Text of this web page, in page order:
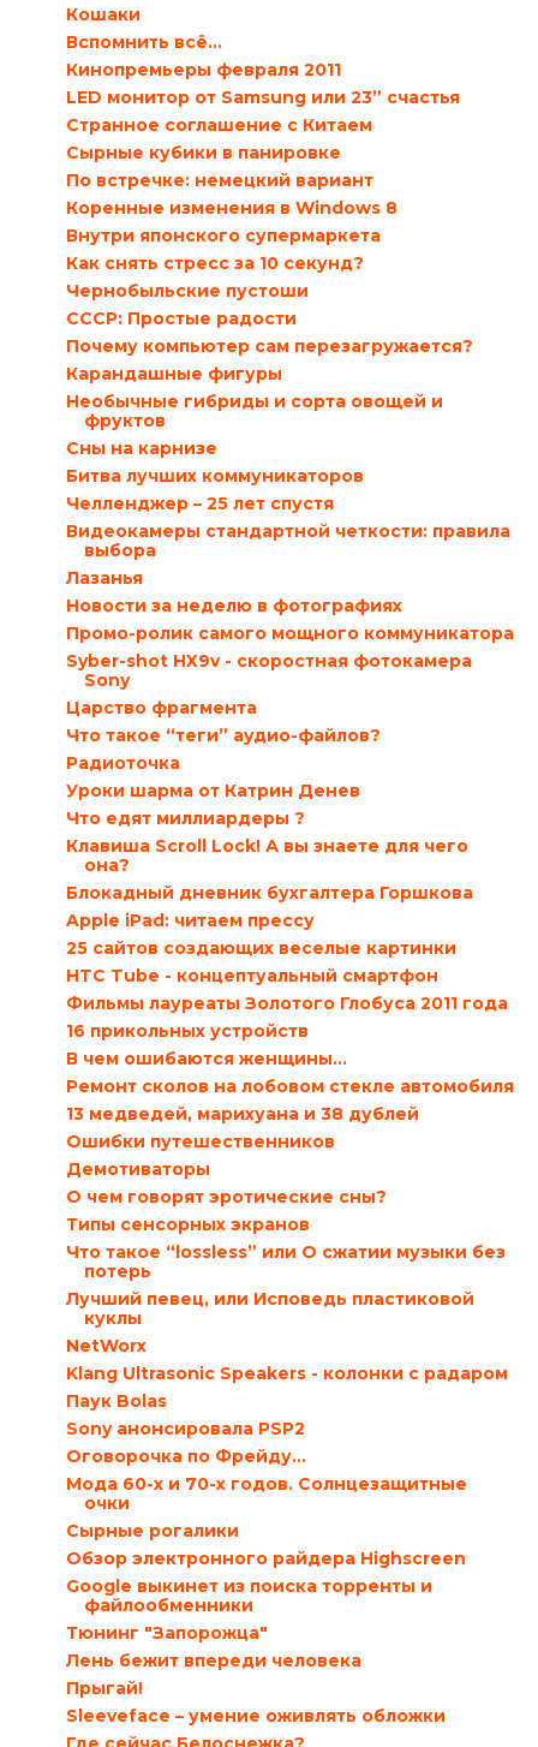
Кошаки
Вспомнить всё...
Кинопремьеры февраля 2011
LED монитор от Samsung или 23” счастья
Странное соглашение с Китаем
Сырные кубики в панировке
По встречке: немецкий вариант
Коренные изменения в Windows 8
Внутри японского супермаркета
Как снять стресс за 10 секунд?
Чернобыльские пустоши
СССР: Простые радости
Почему компьютер сам перезагружается?
Карандашные фигуры
Необычные гибриды и сорта овощей и
фруктов
Сны на карнизе
Битва лучших коммуникаторов
Челленджер – 25 лет спустя
Видеокамеры стандартной четкости: правила
выбора
Лазанья
Новости за неделю в фотографиях
Промо-ролик самого мощного коммуникатора
Syber-shot HX9v - скоростная фотокамера
Sony
Царство фрагмента
Что такое “теги” аудио-файлов?
Радиоточка
Уроки шарма от Катрин Денев
Что едят миллиардеры ?
Клавиша Scroll Lock! А вы знаете для чего
она?
Блокадный дневник бухгалтера Горшкова
Apple iPad: читаем прессу
25 сайтов создающих веселые картинки
HTC Tube - концептуальный смартфон
Фильмы лауреаты Золотого Глобуса 2011 года
16 прикольных устройств
В чем ошибаются женщины…
Ремонт сколов на лобовом стекле автомобиля
13 медведей, марихуана и 38 дублей
Ошибки путешественников
Демотиваторы
О чем говорят эротические сны?
Типы сенсорных экранов
Что такое “lossless” или О сжатии музыки без
потерь
Лучший певец, или Исповедь пластиковой
куклы
NetWorx
Klang Ultrasonic Speakers - колонки с радаром
Паук Bolas
Sony анонсировала PSP2
Оговорочка по Фрейду...
Мода 60-х и 70-х годов. Солнцезащитные
очки
Сырные рогалики
Обзор электронного райдера Highscreen
Google выкинет из поиска торренты и
файлообменники
Тюнинг "Запорожца"
Лень бежит впереди человека
Прыгай!
Sleeveface – умение оживлять обложки